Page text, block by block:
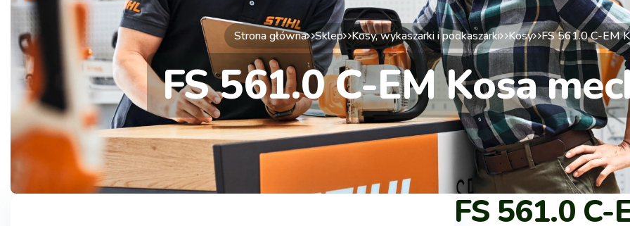
Strona główna Sklep Kosy, wykaszarki i podkaszarki Kosy FS 561.0 C-EM
FS 561.0 C-EM Kosa
FS 561.0 C-